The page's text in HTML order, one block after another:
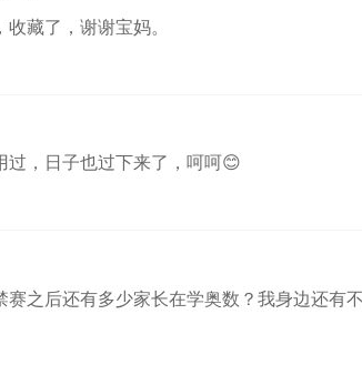
藏了，谢谢宝妈。
过，日子也过下来了，呵呵😊
赛之后还有多少家长在学奥数？我身边还有